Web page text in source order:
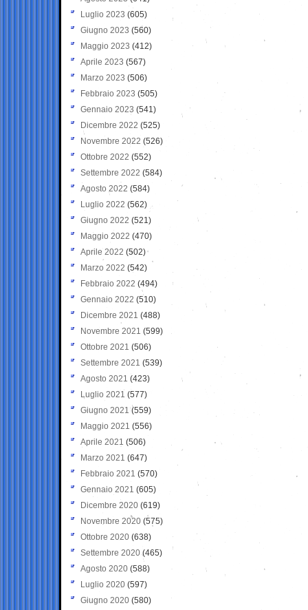
Luglio 2023 (605)
Giugno 2023 (560)
Maggio 2023 (412)
Aprile 2023 (567)
Marzo 2023 (506)
Febbraio 2023 (505)
Gennaio 2023 (541)
Dicembre 2022 (525)
Novembre 2022 (526)
Ottobre 2022 (552)
Settembre 2022 (584)
Agosto 2022 (584)
Luglio 2022 (562)
Giugno 2022 (521)
Maggio 2022 (470)
Aprile 2022 (502)
Marzo 2022 (542)
Febbraio 2022 (494)
Gennaio 2022 (510)
Dicembre 2021 (488)
Novembre 2021 (599)
Ottobre 2021 (506)
Settembre 2021 (539)
Agosto 2021 (423)
Luglio 2021 (577)
Giugno 2021(559)
Maggio 2021 (556)
Aprile 2021 (506)
Marzo 2021 (647)
Febbraio 2021 (570)
Gennaio 2021 (605)
Dicembre 2020 (619)
Novembre 2020 (575)
Ottobre 2020 (638)
Settembre 2020(465)
Agosto 2020 (588)
Luglio 2020 (597)
Giugno 2020 (580)